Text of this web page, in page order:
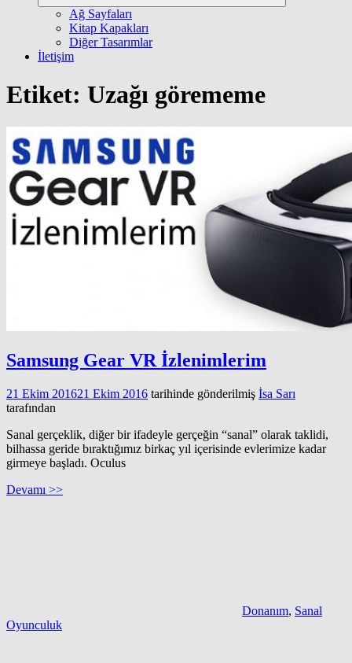
Ağ Sayfaları
Kitap Kapakları
Diğer Tasarımlar
İletişim
Etiket: Uzağı görememe
Samsung Gear VR İzlenimlerim
21 Ekim 201621 Ekim 2016 tarihinde gönderilmiş İsa Sarı
tarafından
Sanal gerçeklik, diğer bir ifadeyle gerçeğin “sanal” olarak taklidi,
bilhassa geride bıraktığımız birkaç yıl içerisinde evlerimize kadar
girmeye başladı. Oculus
Devamı >>
Donanım, Sanal
Oyunculuk